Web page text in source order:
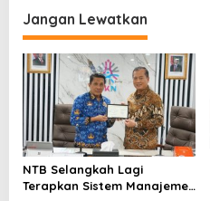
g
a
s
i
p
o
s
Jangan Lewatkan
NTB Selangkah Lagi
Terapkan Sistem Manajemen